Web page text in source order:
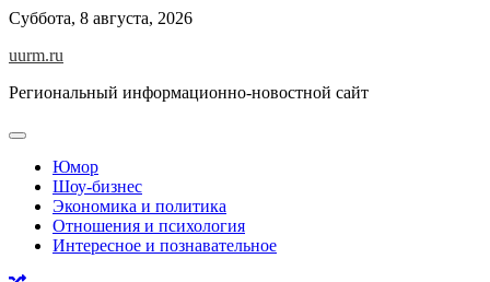
Skip
content
Суббота, 8 августа, 2026
uurm.ru
Региональный информационно-новостной сайт
Юмор
Шоу-бизнес
Экономика и политика
Отношения и психология
Интересное и познавательное